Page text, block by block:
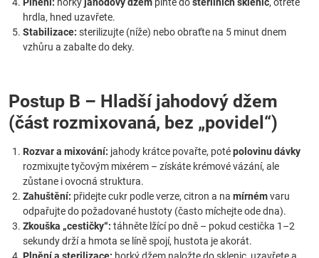
hrdla, hned uzavřete.
Stabilizace: sterilizujte (níže) nebo obraťte na 5 minut dnem
vzhůru a zabalte do deky.
Postup B – Hladší jahodový džem
(část rozmixovaná, bez „povidel“)
Rozvar a mixování: jahody krátce povařte, potépolovinu dávky
rozmixujte tyčovým mixérem – získáte krémové vázání, ale
zůstane i ovocná struktura.
Zahuštění: přidejte cukr podle verze, citron a na mírnémvaru
odpařujte do požadované hustoty (často míchejte ode dna).
Zkouška „cestičky“: táhněte lžící po dně – pokud cestička 1–2
sekundy drží a hmota se líně spojí, hustota je akorát.